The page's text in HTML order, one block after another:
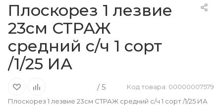
Плоскорез 1 лезвие
23см СТРАЖ
средний с/ч 1 сорт
/1/25 ИА
/ 5
Код товара: 00000007579
Плоскорез 1 лезвие 23см СТРАЖ средний с/ч 1 сорт /1/25 ИА